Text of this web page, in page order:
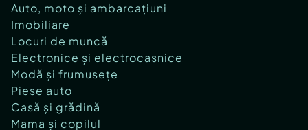
Auto, moto și ambarcațiuni
Imobiliare
Locuri de muncă
Electronice și electrocasnice
Modă și frumusețe
Piese auto
Casă și grădină
Mama și copilul